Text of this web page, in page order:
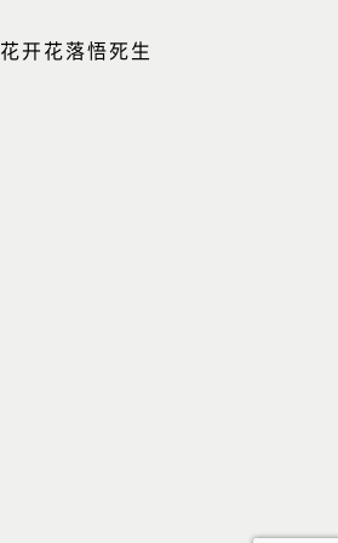
花开花落悟死生